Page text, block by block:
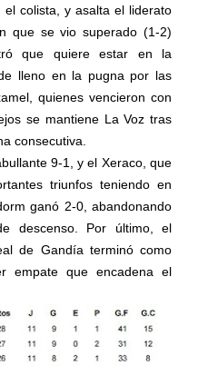
colista, y asalta el liderato
que se vio superado (1-2)
que quiere estar en la
lleno en la pugna por las
quienes vencieron con
se mantiene La Voz tras
consecutiva.
9-1, y el Xeraco, que
triunfos teniendo en
ganó 2-0, abandonando
descenso. Por último, el
de Gandía terminó como
empate que encadena el